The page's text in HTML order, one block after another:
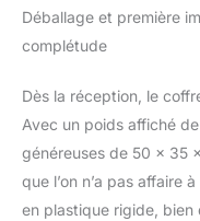
Déballage et première
complétude
Dès la réception, le
Avec un poids affiché
généreuses de 50 x 35
que l’on n’a pas affaire
en plastique rigide, bien